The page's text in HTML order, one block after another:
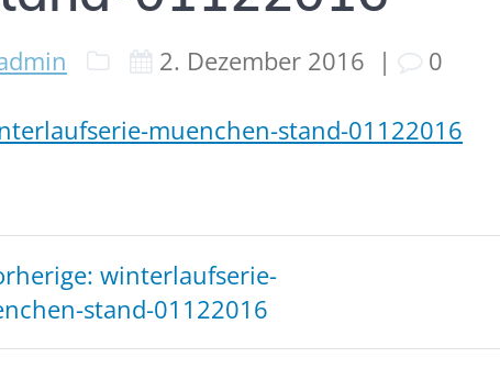
2. Dezember 2016 | 0
muenchen-stand-01122016
Vorheriger
Beitrag:
winterlaufserie-
stand-01122016